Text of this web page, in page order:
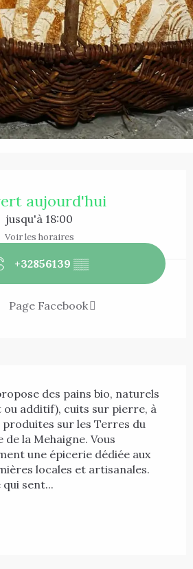
aujourd'hui
jusqu'à 18:00
Voir les horaires
+32856139 ▒▒
Page Facebook
des pains bio, naturels
ou additif), cuits sur pierre, à
produites sur les Terres du
de la Mehaigne. Vous
une épicerie dédiée aux
locales et artisanales.
sent...